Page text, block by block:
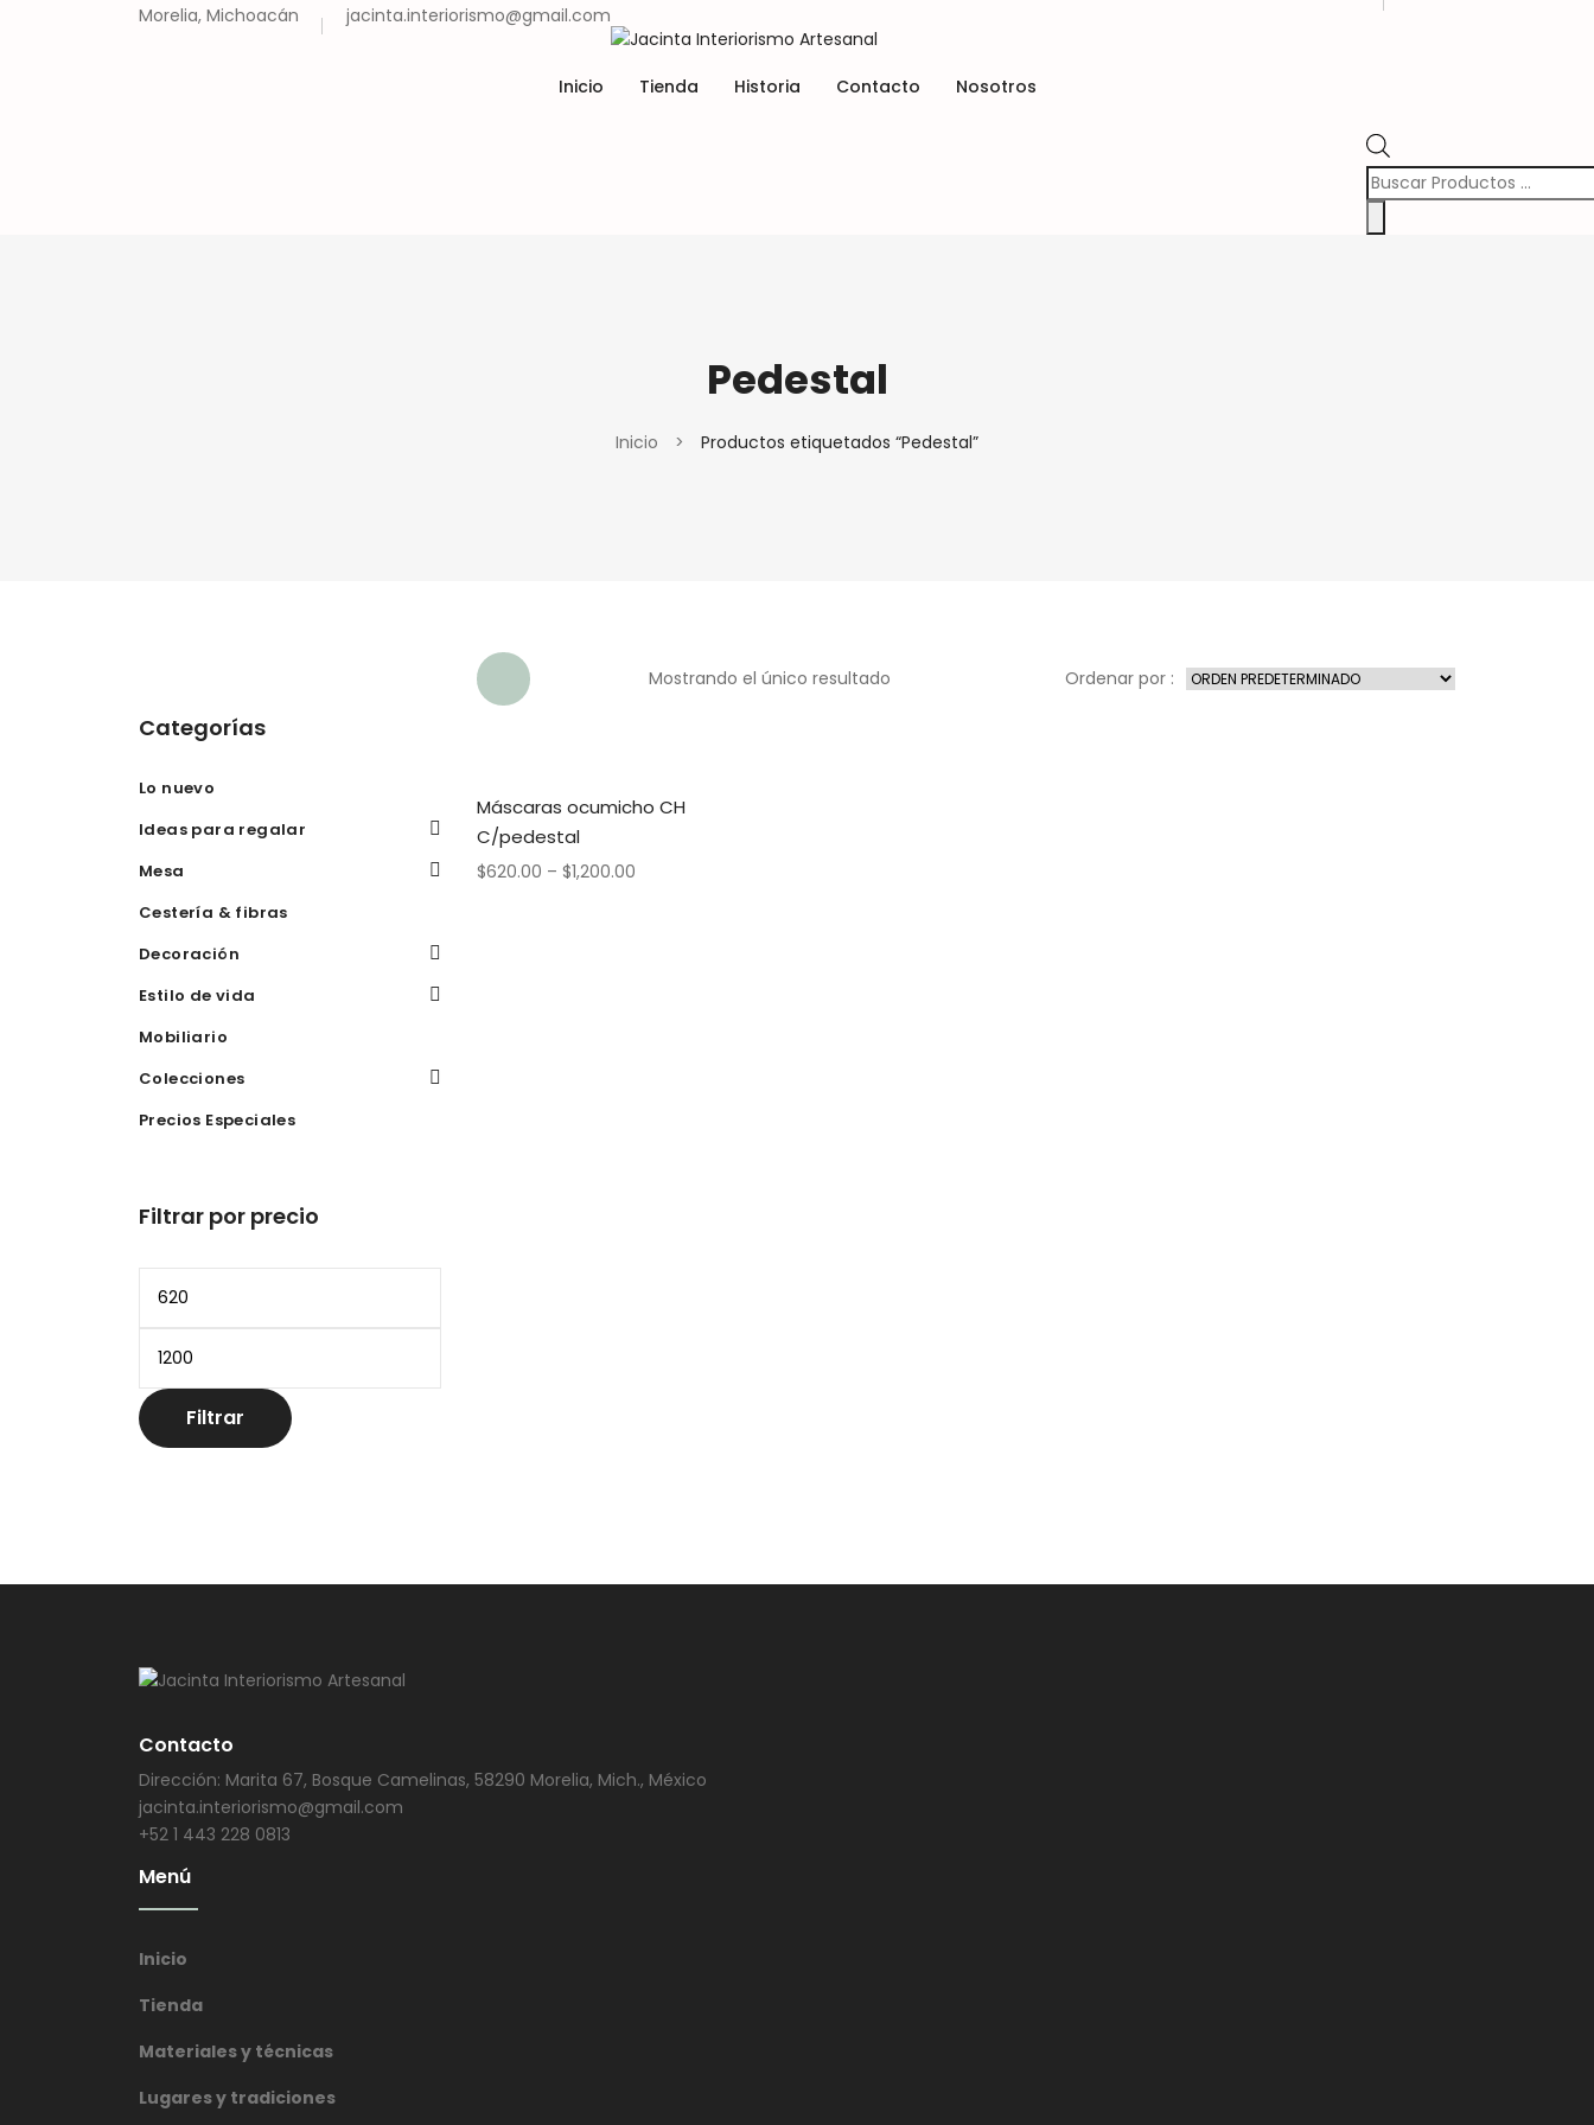
Morelia, Michoacán jacinta.interiorismo@gmail.com
Inicio Tienda Historia Contacto Nosotros
Búsqueda
de
Productos
Pedestal
Inicio > Productos etiquetados “Pedestal”
Mostrando el único resultado Ordenar por :
Máscaras ocumicho CH
C/pedestal
$620.00 – $1,200.00
Categorías
Lo nuevo
Ideas para regalar
Mesa
Cestería & fibras
Decoración
Estilo de vida
Mobiliario
Colecciones
Precios Especiales
Filtrar por precio
mínimo
máximo
Filtrar
Contacto
Dirección: Marita 67, Bosque Camelinas, 58290 Morelia, Mich., México
jacinta.interiorismo@gmail.com
+52 1 443 228 0813
Menú
Inicio
Tienda
Materiales y técnicas
Lugares y tradiciones